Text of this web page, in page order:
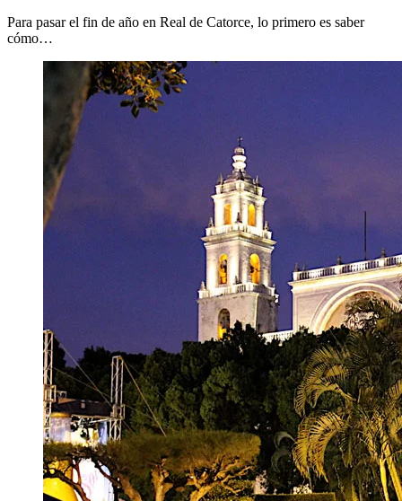
Para pasar el fin de año en Real de Catorce, lo primero es saber
cómo…